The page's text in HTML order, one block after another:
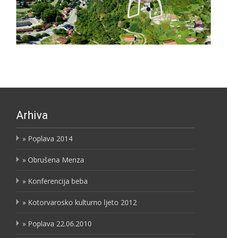
Arhiva
» Poplava 2014
» Obrušena Menza
» Konferencija beba
» Kotorvarosko kulturno ljeto 2012
» Poplava 22.06.2010